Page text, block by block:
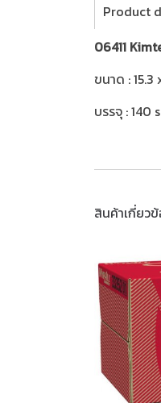
Product
06411
ขนาด :
บรรจุ : 140
สินค้าเกี่ยว